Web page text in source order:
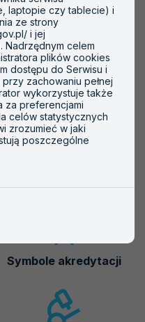
i uciążliwe)
Symbole akredytacji
laptopie czy tablecie) i
ze strony
i jej
Nadrzędnym celem
plików cookies
dostępu do Serwisu i
zachowaniu pełnej
wykorzystuje także
za preferencjami
celów statystycznych
zrozumieć w jaki
poszczególne